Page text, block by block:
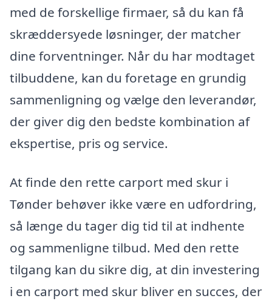
med de forskellige firmaer, så du kan få
skræddersyede løsninger, der matcher
dine forventninger. Når du har modtaget
tilbuddene, kan du foretage en grundig
sammenligning og vælge den leverandør,
der giver dig den bedste kombination af
ekspertise, pris og service.
At finde den rette carport med skur i
Tønder behøver ikke være en udfordring,
så længe du tager dig tid til at indhente
og sammenligne tilbud. Med den rette
tilgang kan du sikre dig, at din investering
i en carport med skur bliver en succes, der